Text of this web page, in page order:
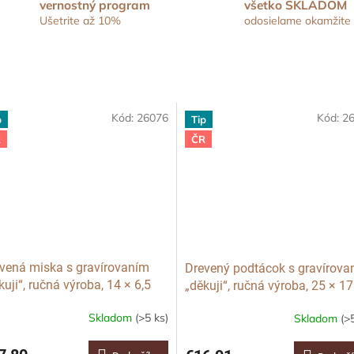
vernostný program
Ušetrite až 10%
všetko SKLADOM
odosielame okamžite
miska s gravírovaním
ručná výroba, 14 × 6,5
Skladom (>5 ks)
Kód: 26076
Tip
ČR
Drevený podtácok s
„děkuji“, ručná výroba, 25 × 17
Skladom
Kód: